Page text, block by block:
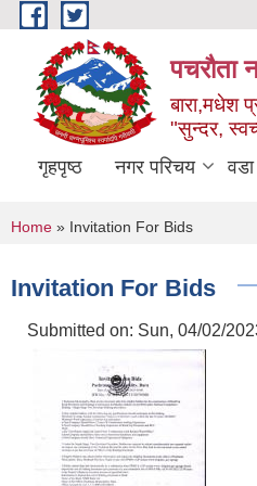
Skip to main content
पचरौता
बारा,मधेश
"सुन्दर,
गृहपृष्ठ नगर परिचय
You are here
Home » Invitation For Bids
Invitation For Bids
Submitted on: Sun, 04/02/